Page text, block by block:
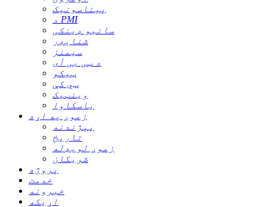
پیناسونیک
د PMI
سانیو ډینکی
شنایډر
سیمنز
د ټی بی آی
ټیکو
ټي کې
وینټیک
یاسکاوا
زموږ په اړه
پېژندنه
تاریخ
زموږ لوبډله
شریکان
پروژه
خدمت
خبرونه
اړیکه